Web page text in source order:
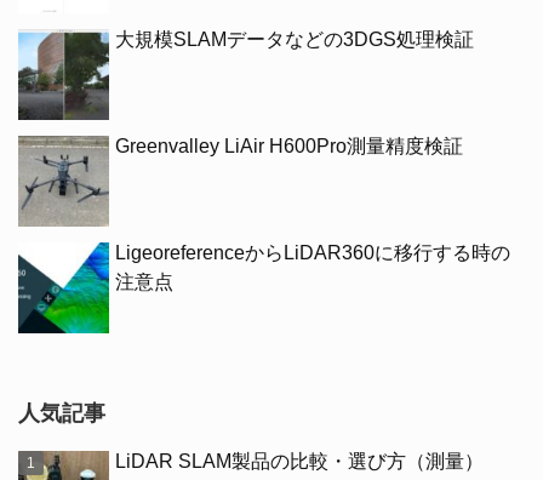
大規模SLAMデータなどの3DGS処理検証
Greenvalley LiAir H600Pro測量精度検証
LigeoreferenceからLiDAR360に移行する時の
注意点
人気記事
LiDAR SLAM製品の比較・選び方（測量）